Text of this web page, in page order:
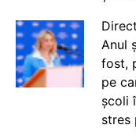
Anul
fost,
pe
școli
stres